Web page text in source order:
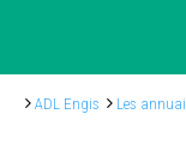
ADL Engis Les